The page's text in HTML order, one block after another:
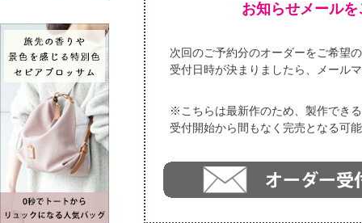
お知らせメール
次回のご予約分のオーダーをご希望
受付日時が決まりましたら、メール
※こちらは最新作のため、製作でき
受付開始から間もなく完売となる可